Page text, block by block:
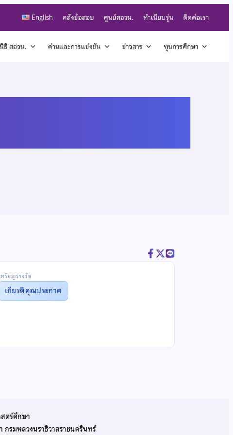
English คลังข้อสอบ ศูนย์สอวน. ทำเนียบรุ่น ติดต่อเรา
ธิ สอวน. ค่ายและการแข่งขัน ข่าวสาร ทุนการศึกษา
หรียญรางวัล
เกียรติคุณประกาศ
ตร์ศึกษา
รมหลวงนราธิวาสราชนครินทร์